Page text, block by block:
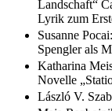
Landschaft“
Lyrik zum
Susanne
Spengler als
Katharina
Novelle
László V.